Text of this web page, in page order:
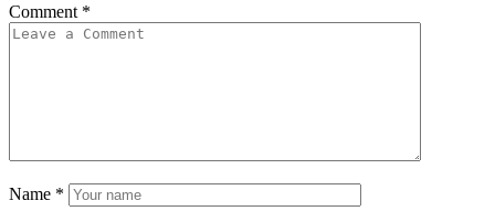
Comment *
Name *